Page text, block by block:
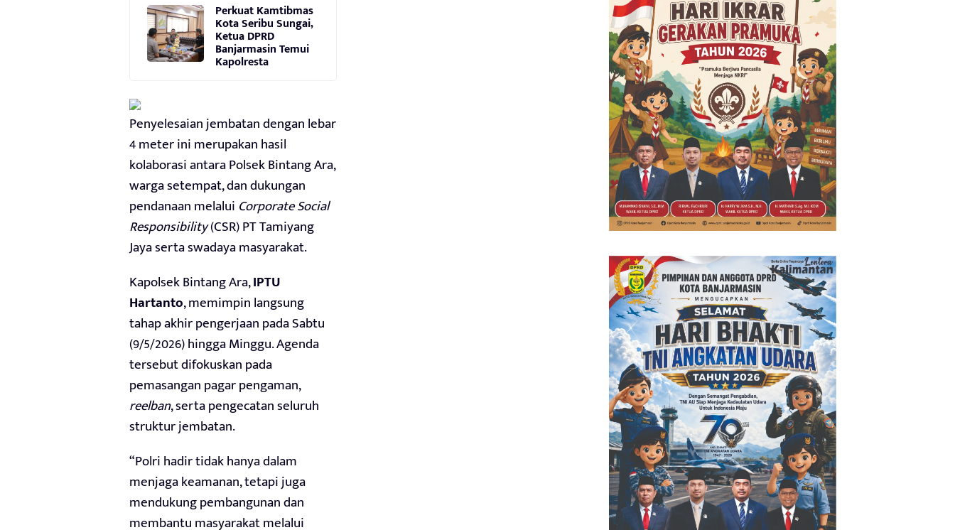
Perkuat Kamtibmas
Kota Seribu Sungai,
Ketua DPRD
Banjarmasin Temui
Kapolresta
Penyelesaian jembatan dengan lebar
4 meter ini merupakan hasil
kolaborasi antara Polsek Bintang Ara,
warga setempat, dan dukungan
pendanaan melalui Corporate Social
Responsibility(CSR) PT Tamiyang
Jaya serta swadaya masyarakat.
Kapolsek Bintang Ara,IPTU
Hartanto, memimpin langsung
tahap akhir pengerjaan pada Sabtu
(9/5/2026) hingga Minggu. Agenda
tersebut difokuskan pada
pemasangan pagar pengaman,
reelban, serta pengecatan seluruh
struktur jembatan.
“Polri hadir tidak hanya dalam
menjaga keamanan, tetapi juga
mendukung pembangunan dan
membantu masyarakat melalui